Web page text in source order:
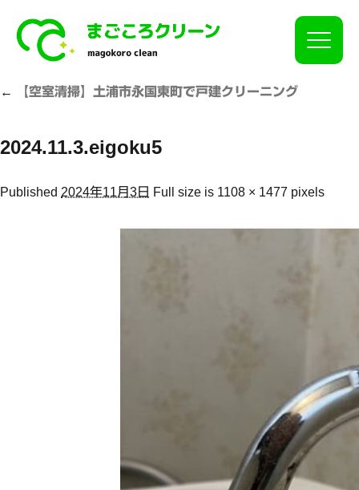
Click
← 【空室清掃】土浦市永国東町で戸建クリーニング
2024.11.3.eigoku5
Published 2024年11月3日 Full size is 1108 × 1477 pixels